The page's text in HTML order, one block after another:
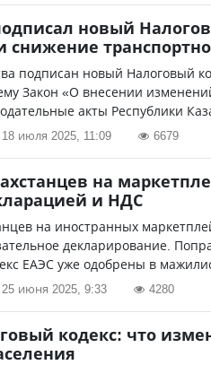
новый
снижение
подписан новый Налоговый
Закон «О внесении
акты Республики
18 июля 2025, 11:09 6679
на
и НДС
на иностранных
декларирование.
ЕАЭС уже одобрены в
25 июня 2025, 9:33 4280
кодекс: что